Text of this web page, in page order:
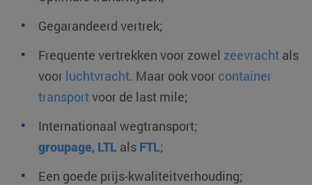
Gegarandeerd vertrek;
Frequente vertrekken voor zowel zeevracht als
voor luchtvracht. Maar ook voor container
transportvoor de last mile;
Internationaal wegtransport;
groupage, LTL als FTL;
Een goede prijs-kwaliteitverhouding;